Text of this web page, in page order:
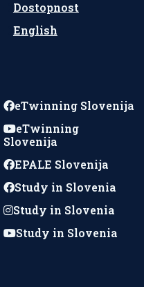
Dostopnost
English
eTwinning Slovenija
eTwinning
Slovenija
EPALE Slovenija
Study in Slovenia
Study in Slovenia
Study in Slovenia